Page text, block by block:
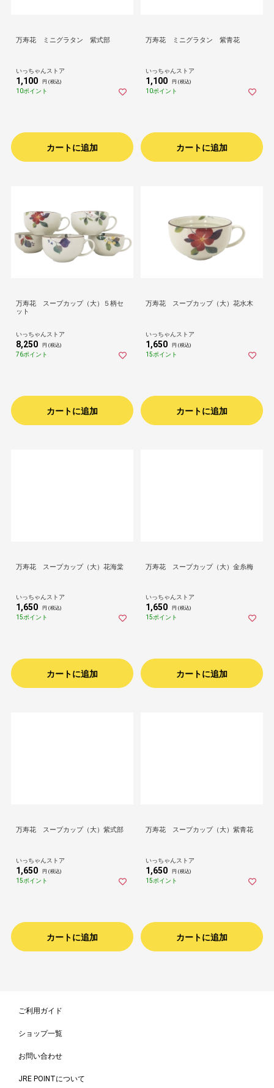
万寿花 ミニグラタン 紫式部
いっちゃんストア
1,100 円 (税込)
10ポイント
カートに追加
万寿花 ミニグラタン 紫青花
いっちゃんストア
1,100 円 (税込)
10ポイント
カートに追加
万寿花 スープカップ（大）５柄セ
ット
いっちゃんストア
8,250 円 (税込)
76ポイント
カートに追加
万寿花 スープカップ（大）花水木
いっちゃんストア
1,650 円 (税込)
15ポイント
カートに追加
万寿花 スープカップ（大）花海棠
いっちゃんストア
1,650 円 (税込)
15ポイント
カートに追加
万寿花 スープカップ（大）金糸梅
いっちゃんストア
1,650 円 (税込)
15ポイント
カートに追加
万寿花 スープカップ（大）紫式部
いっちゃんストア
1,650 円 (税込)
15ポイント
カートに追加
万寿花 スープカップ（大）紫青花
いっちゃんストア
1,650 円 (税込)
15ポイント
カートに追加
ご利用ガイド
ショップ一覧
お問い合わせ
JRE POINTについて